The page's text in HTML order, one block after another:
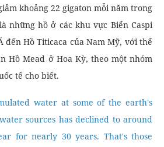
khoảng 22 gigaton mỗi năm trong
những hồ ở các khu vực Biển Caspi
đến Hồ Titicaca của Nam Mỹ, với thể
Hồ Mead ở Hoa Kỳ, theo một nhóm
tế cho biết.
water at some of the earth's
sources has declined to around
for nearly 30 years. That's those